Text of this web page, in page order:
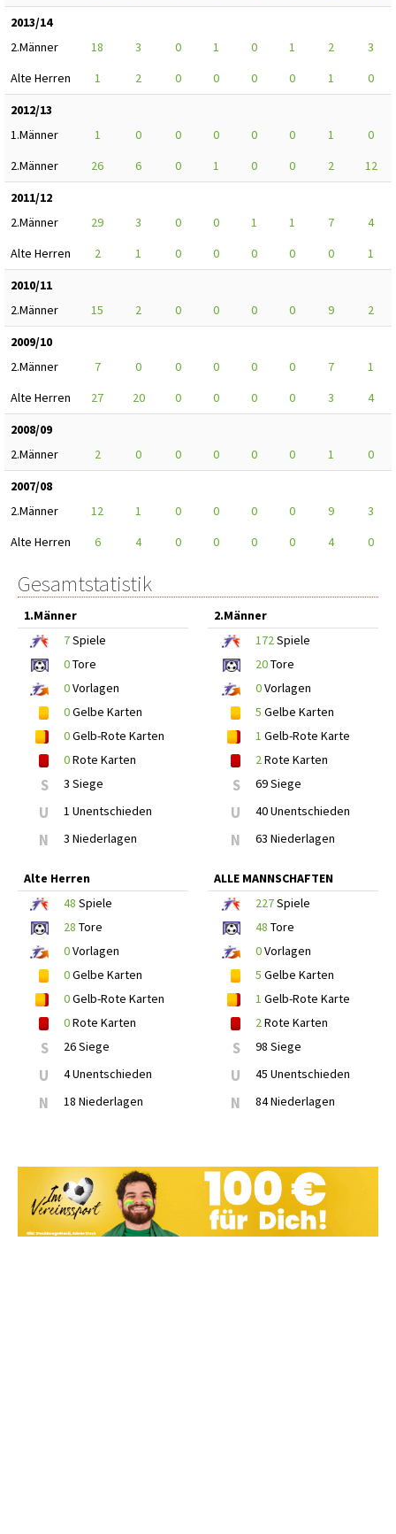
2013/14
2.Männer
18 3 0 1 0 1 2
3
Alte Herren
1 2 0 0 0 0 1
0
2012/13
1.Männer
1 0 0 0 0 0 1
0
2.Männer
26 6 0 1 0 0 2
12
2011/12
2.Männer
29 3 0 0 1 1 7
4
Alte Herren
2 1 0 0 0 0 0
1
2010/11
2.Männer
15 2 0 0 0 0 9
2
2009/10
2.Männer
7 0 0 0 0 0 7
1
Alte Herren
27 20 0 0 0 0 3
4
2008/09
2.Männer
2 0 0 0 0 0 1
0
2007/08
2.Männer
12 1 0 0 0 0 9
3
Alte Herren
6 4 0 0 0 0 4 0
Gesamtstatistik
1.Männer
7Spiele
0Tore
0Vorlagen
0Gelbe Karten
0Gelb-Rote Karten
0Rote Karten
S 3 Siege
U 1 Unentschieden
N 3 Niederlagen
2.Männer
172Spiele
20Tore
0Vorlagen
5 Gelbe Karten
1 Gelb-Rote Karte
2Rote Karten
S 69 Siege
U 40 Unentschieden
N 63 Niederlagen
Alte Herren
48 Spiele
28 Tore
0Vorlagen
0Gelbe Karten
0Gelb-Rote Karten
0Rote Karten
S 26 Siege
U 4 Unentschieden
N 18 Niederlagen
ALLE MANNSCHAFTEN
227Spiele
48 Tore
0Vorlagen
5 Gelbe Karten
1 Gelb-Rote Karte
2Rote Karten
S 98 Siege
U 45 Unentschieden
N 84 Niederlagen